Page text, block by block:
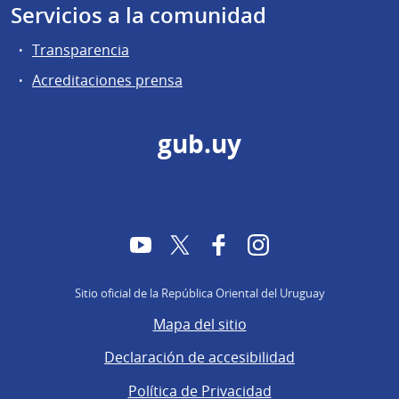
Servicios a la comunidad
Transparencia
Acreditaciones prensa
gub.uy
YouTubeTwitter FacebookInstagram
Sitio oficial de la República Oriental del Uruguay
Mapa del sitio
Declaración de accesibilidad
Política de Privacidad